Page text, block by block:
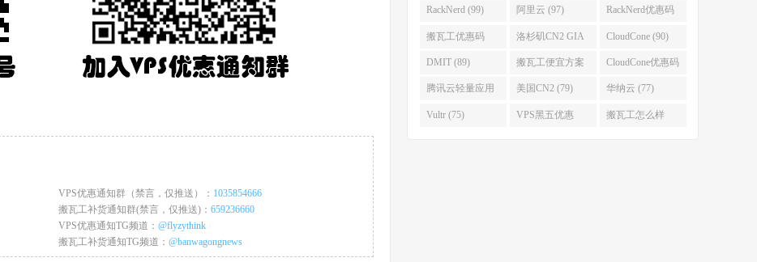
VPS优惠通知群（禁言，仅推送）： 1035854666
搬瓦工补货通知群(禁言，仅推送)： 659236660
VPS优惠通知TG频道： @flyzythink
搬瓦工补货通知TG频道： @banwagongnews
(111) (102)
RackNerd (99) 阿里云 (97) RackNerd优惠码
(93)
搬瓦工优惠码
(92)
洛杉矶CN2 GIA
(92)
CloudCone (90)
DMIT (89) 搬瓦工便宜方案
(86)
CloudCone优惠码
(82)
腾讯云轻量应用
服务器 (82)
美国CN2 (79) 华纳云 (77)
Vultr (75) VPS黑五优惠 搬瓦工怎么样